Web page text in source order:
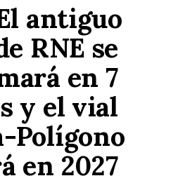
antiguo
RNE se
en 7
y el vial
Polígono
en 2027